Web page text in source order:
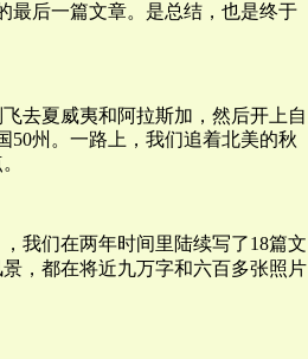
最后一篇文章。是总结，也是终于
去夏威夷和阿拉斯加，然后开上自
50州。一路上，我们追着北美的秋
，我们在两年时间里陆续写了18篇文
，都在将近九万字和六百多张照片